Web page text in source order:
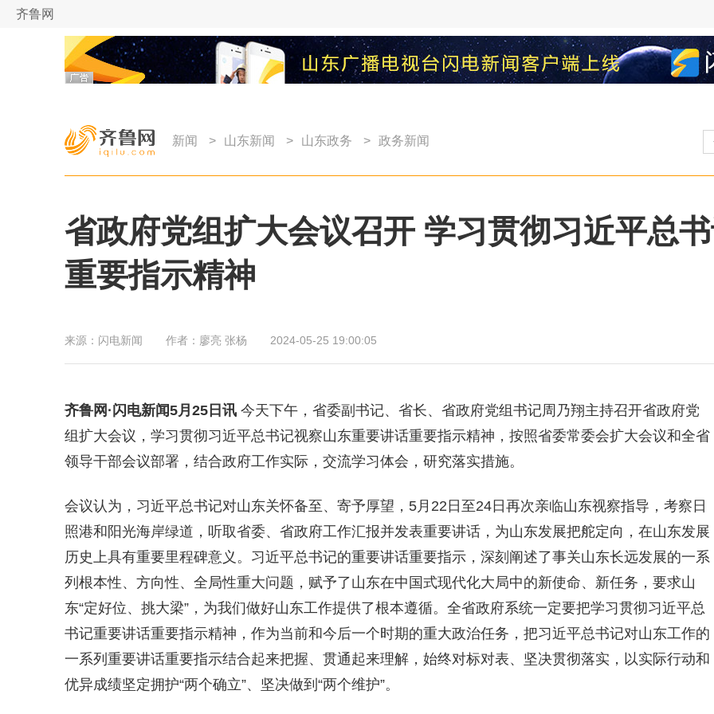
齐鲁网
新闻 > 山东新闻 > 山东政务 > 政务新闻
省政府党组扩大会议召开 学习贯彻习近平总
重要指示精神
来源： 闪电新闻 作者： 廖亮 张杨 2024-05-25 19:00:05
齐鲁网 ·闪电新闻5月25日讯今天下午，省委副书记、省长、省政府党组书记周乃翔主持召开省政府党
组扩大会议，学习贯彻习近平总书记视察山东重要讲话重要指示精神，按照省委常委会扩大会议和全省
领导干部会议部署，结合政府工作实际，交流学习体会，研究落实措施。
会议认为，习近平总书记对山东关怀备至、寄予厚望，5月22日至24日再次亲临山东视察指导，考察日
照港和阳光海岸绿道，听取省委、省政府工作汇报并发表重要讲话，为山东发展把舵定向，在山东发展
历史上具有重要里程碑意义。习近平总书记的重要讲话重要指示，深刻阐述了事关山东长远发展的一系
列根本性、方向性、全局性重大问题，赋予了山东在中国式现代化大局中的新使命、新任务，要求山
东“定好位、挑大梁”，为我们做好山东工作提供了根本遵循。全省政府系统一定要把学习贯彻习近平总
书记重要讲话重要指示精神，作为当前和今后一个时期的重大政治任务，把习近平总书记对山东工作的
一系列重要讲话重要指示结合起来把握、贯通起来理解，始终对标对表、坚决贯彻落实，以实际行动和
优异成绩坚定拥护“两个确立”、坚决做到“两个维护”。